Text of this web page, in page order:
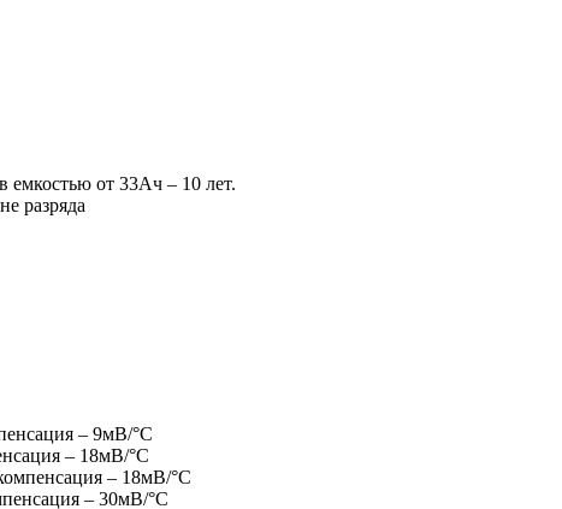
емкостью от 33Ач – 10 лет.
разряда
– 9мВ/°С
– 18мВ/°С
– 18мВ/°С
– 30мВ/°С